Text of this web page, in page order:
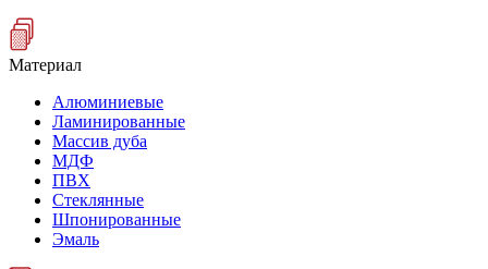
Материал
Алюминиевые
Ламинированные
Массив дуба
МДФ
ПВХ
Стеклянные
Шпонированные
Эмаль